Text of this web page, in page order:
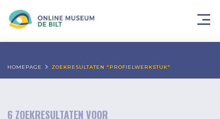
HOMEPAGE ZOEKRESULTATEN "PROFIELWERKSTUK"
6 ZOEKRESULTATEN VOOR